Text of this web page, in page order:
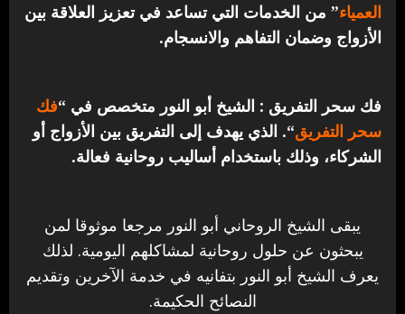
العمياء” من الخدمات التي تساعد في تعزيز العلاقة بين
الأزواج وضمان التفاهم والانسجام.
فك سحر التفريق : الشيخ أبو النور متخصص في “فك
سحر التفريق“. الذي يهدف إلى التفريق بين الأزواج أو
الشركاء، وذلك باستخدام أساليب روحانية فعالة.
يبقى الشيخ الروحاني أبو النور مرجعا موثوقا لمن
يبحثون عن حلول روحانية لمشاكلهم اليومية. لذلك
يعرف الشيخ أبو النور بتفانيه في خدمة الآخرين وتقديم
النصائح الحكيمة.